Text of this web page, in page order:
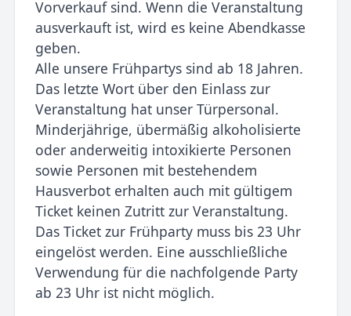
Vorverkauf sind. Wenn die Veranstaltung
ausverkauft ist, wird es keine Abendkasse
geben.
Alle unsere Frühpartys sind ab 18 Jahren.
Das letzte Wort über den Einlass zur
Veranstaltung hat unser Türpersonal.
Minderjährige, übermäßig alkoholisierte
oder anderweitig intoxikierte Personen
sowie Personen mit bestehendem
Hausverbot erhalten auch mit gültigem
Ticket keinen Zutritt zur Veranstaltung.
Das Ticket zur Frühparty muss bis 23 Uhr
eingelöst werden. Eine ausschließliche
Verwendung für die nachfolgende Party
ab 23 Uhr ist nicht möglich.